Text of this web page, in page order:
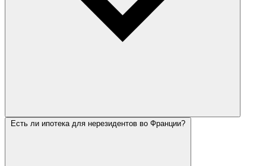
Есть ли ипотека для нерезидентов во Франции?